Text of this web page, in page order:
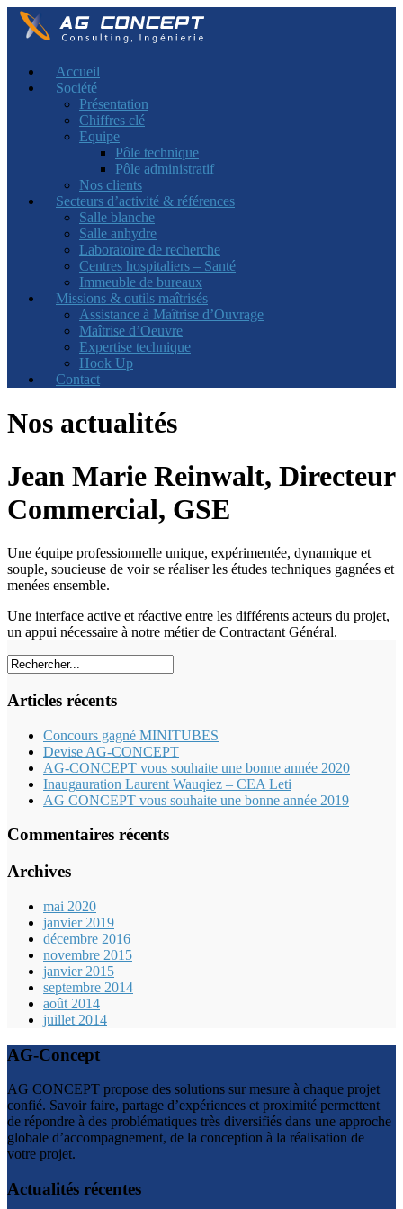
Accueil
Société
Présentation
Chiffres clé
Equipe
Pôle technique
Pôle administratif
Nos clients
Secteurs d’activité & références
Salle blanche
Salle anhydre
Laboratoire de recherche
Centres hospitaliers – Santé
Immeuble de bureaux
Missions & outils maîtrisés
Assistance à Maîtrise d’Ouvrage
Maîtrise d’Oeuvre
Expertise technique
Hook Up
Contact
Nos actualités
Jean Marie Reinwalt, Directeur
Commercial, GSE
Une équipe professionnelle unique, expérimentée, dynamique et
souple, soucieuse de voir se réaliser les études techniques gagnées et
menées ensemble.
Une interface active et réactive entre les différents acteurs du projet,
un appui nécessaire à notre métier de Contractant Général.
Articles récents
Concours gagné MINITUBES
Devise AG-CONCEPT
AG-CONCEPT vous souhaite une bonne année 2020
Inaugauration Laurent Wauqiez – CEA Leti
AG CONCEPT vous souhaite une bonne année 2019
Commentaires récents
Archives
mai 2020
janvier 2019
décembre 2016
novembre 2015
janvier 2015
septembre 2014
août 2014
juillet 2014
AG-Concept
AG CONCEPT propose des solutions sur mesure à chaque projet
confié. Savoir faire, partage d’expériences et proximité permettent
de répondre à des problématiques très diversifiés dans une approche
globale d’accompagnement, de la conception à la réalisation de
votre projet.
Actualités récentes